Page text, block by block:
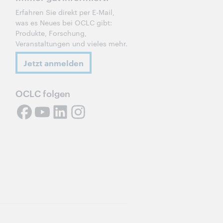
Erfahren Sie direkt per E-Mail,
was es Neues bei OCLC gibt:
Produkte, Forschung,
Veranstaltungen und vieles mehr.
Jetzt anmelden
OCLC folgen